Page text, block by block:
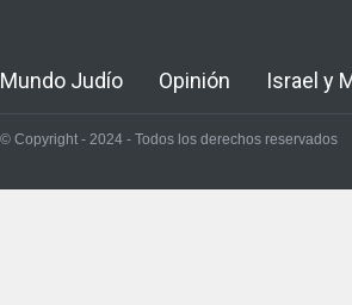
Mundo Judío Opinión Israel y
© Copyright - 2024 - Todos los derechos reservados